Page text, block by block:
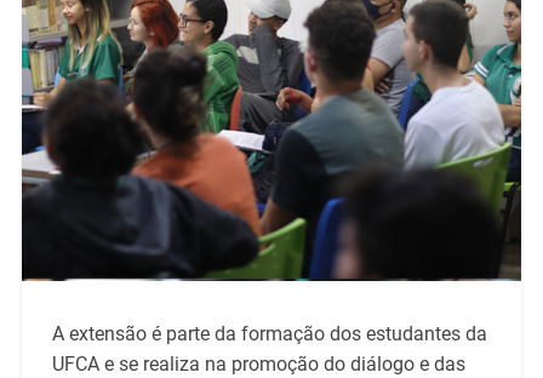
A extensão é parte da formação dos estudantes da
UFCA e se realiza na promoção do diálogo e das